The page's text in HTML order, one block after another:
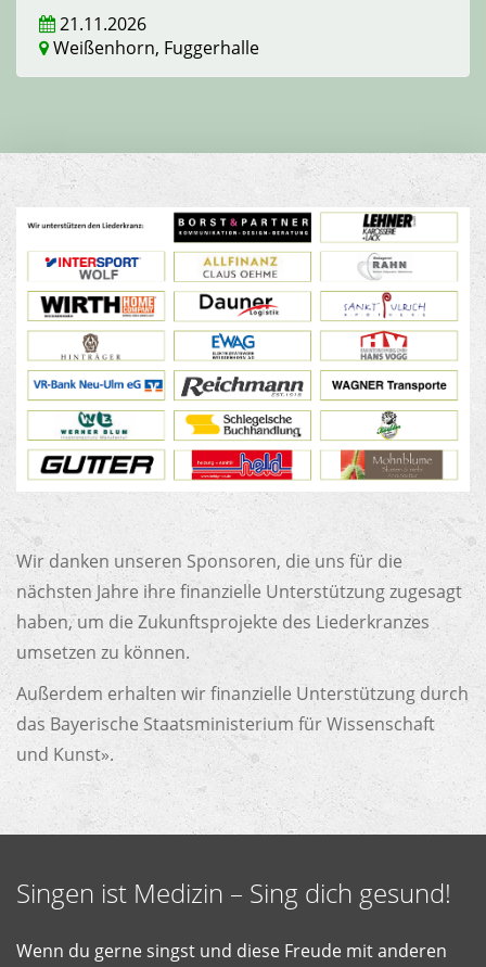
21.11.2026
Weißenhorn, Fuggerhalle
Wir danken unseren Sponsoren, die uns für die
nächsten Jahre ihre finanzielle Unterstützung zugesagt
haben, um die Zukunftsprojekte des Liederkranzes
umsetzen zu können.
Außerdem erhalten wir finanzielle Unterstützung durch
dasBayerische Staatsministerium für Wissenschaft
und Kunst».
Singen ist Medizin – Sing dich gesund!
Wenn du gerne singst und diese Freude mit anderen